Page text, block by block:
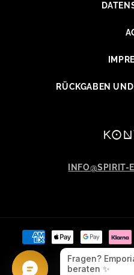
RÜCKGABEN